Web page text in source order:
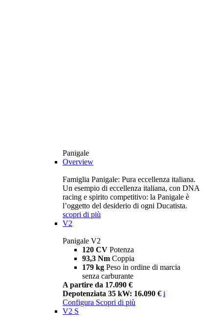
Panigale
Overview
Famiglia Panigale: Pura eccellenza italiana.
Un esempio di eccellenza italiana, con DNA
racing e spirito competitivo: la Panigale è
l’oggetto del desiderio di ogni Ducatista.
scopri di più
V2
Panigale V2
120 CV Potenza
93,3 Nm Coppia
179 kg Peso in ordine di marcia
senza carburante
A partire da 17.090 €
Depotenziata 35 kW: 16.090 € i
Configura Scopri di più
V2 S